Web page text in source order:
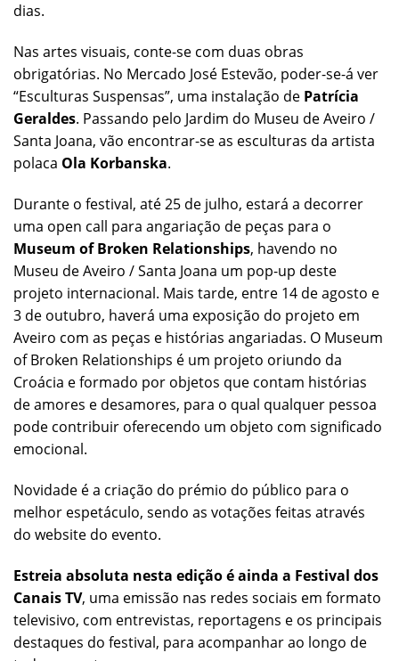
dias.
Nas artes visuais, conte-se com duas obras
obrigatórias. No Mercado José Estevão, poder-se-á ver
“Esculturas Suspensas”, uma instalação de Patrícia
Geraldes. Passando pelo Jardim do Museu de Aveiro /
Santa Joana, vão encontrar-se as esculturas da artista
polaca Ola Korbanska.
Durante o festival, até 25 de julho, estará a decorrer
uma open call para angariação de peças para o
Museum of Broken Relationships, havendo no
Museu de Aveiro / Santa Joana um pop-up deste
projeto internacional. Mais tarde, entre 14 de agosto e
3 de outubro, haverá uma exposição do projeto em
Aveiro com as peças e histórias angariadas. O Museum
of Broken Relationships é um projeto oriundo da
Croácia e formado por objetos que contam histórias
de amores e desamores, para o qual qualquer pessoa
pode contribuir oferecendo um objeto com significado
emocional.
Novidade é a criação do prémio do público para o
melhor espetáculo, sendo as votações feitas através
do website do evento.
Estreia absoluta nesta edição é ainda a Festival dos
Canais TV, uma emissão nas redes sociais em formato
televisivo, com entrevistas, reportagens e os principais
destaques do festival, para acompanhar ao longo de